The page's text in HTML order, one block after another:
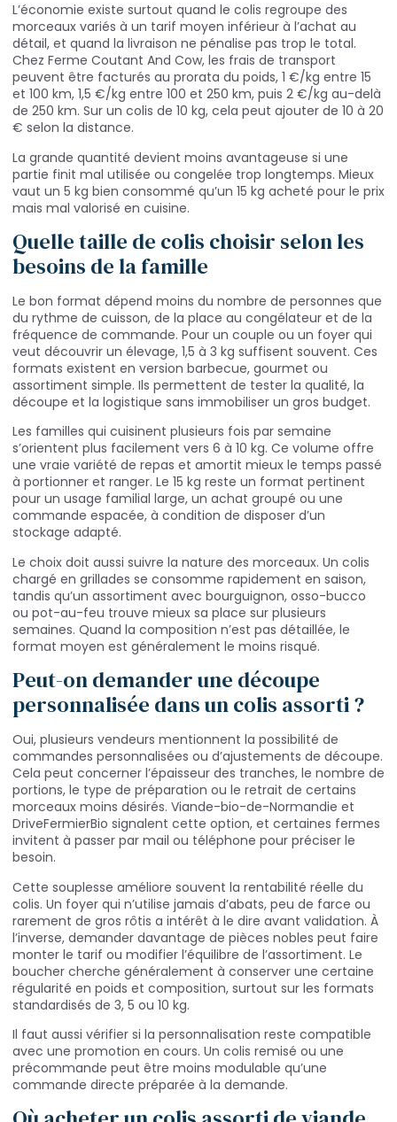
L’économie existe surtout quand le colis regroupe des
morceaux variés à un tarif moyen inférieur à l’achat au
détail, et quand la livraison ne pénalise pas trop le total.
Chez Ferme Coutant And Cow, les frais de transport
peuvent être facturés au prorata du poids, 1 €/kg entre 15
et 100 km, 1,5 €/kg entre 100 et 250 km, puis 2 €/kg au-delà
de 250 km. Sur un colis de 10 kg, cela peut ajouter de 10 à 20
€ selon la distance.
La grande quantité devient moins avantageuse si une
partie finit mal utilisée ou congelée trop longtemps. Mieux
vaut un 5 kg bien consommé qu’un 15 kg acheté pour le prix
mais mal valorisé en cuisine.
Quelle taille de colis choisir selon les
besoins de la famille
Le bon format dépend moins du nombre de personnes que
du rythme de cuisson, de la place au congélateur et de la
fréquence de commande. Pour un couple ou un foyer qui
veut découvrir un élevage, 1,5 à 3 kg suffisent souvent. Ces
formats existent en version barbecue, gourmet ou
assortiment simple. Ils permettent de tester la qualité, la
découpe et la logistique sans immobiliser un gros budget.
Les familles qui cuisinent plusieurs fois par semaine
s’orientent plus facilement vers 6 à 10 kg. Ce volume offre
une vraie variété de repas et amortit mieux le temps passé
à portionner et ranger. Le 15 kg reste un format pertinent
pour un usage familial large, un achat groupé ou une
commande espacée, à condition de disposer d’un
stockage adapté.
Le choix doit aussi suivre la nature des morceaux. Un colis
chargé en grillades se consomme rapidement en saison,
tandis qu’un assortiment avec bourguignon, osso-bucco
ou pot-au-feu trouve mieux sa place sur plusieurs
semaines. Quand la composition n’est pas détaillée, le
format moyen est généralement le moins risqué.
Peut-on demander une découpe
personnalisée dans un colis assorti ?
Oui, plusieurs vendeurs mentionnent la possibilité de
commandes personnalisées ou d’ajustements de découpe.
Cela peut concerner l’épaisseur des tranches, le nombre de
portions, le type de préparation ou le retrait de certains
morceaux moins désirés. Viande-bio-de-Normandie et
DriveFermierBio signalent cette option, et certaines fermes
invitent à passer par mail ou téléphone pour préciser le
besoin.
Cette souplesse améliore souvent la rentabilité réelle du
colis. Un foyer qui n’utilise jamais d’abats, peu de farce ou
rarement de gros rôtis a intérêt à le dire avant validation. À
l’inverse, demander davantage de pièces nobles peut faire
monter le tarif ou modifier l’équilibre de l’assortiment. Le
boucher cherche généralement à conserver une certaine
régularité en poids et composition, surtout sur les formats
standardisés de 3, 5 ou 10 kg.
Il faut aussi vérifier si la personnalisation reste compatible
avec une promotion en cours. Un colis remisé ou une
précommande peut être moins modulable qu’une
commande directe préparée à la demande.